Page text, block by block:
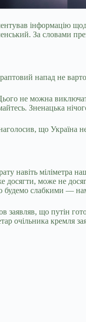
інформацію
За словами
напад не
не можна
Зненацька
що Україна
навіть
може не
будемо слабкими —
що путін
очільника кремля